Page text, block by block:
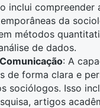
inclui compreender
da
métodos
de dados.
Comunicação: A
de forma clara e
sociólogos. Isso
artigos